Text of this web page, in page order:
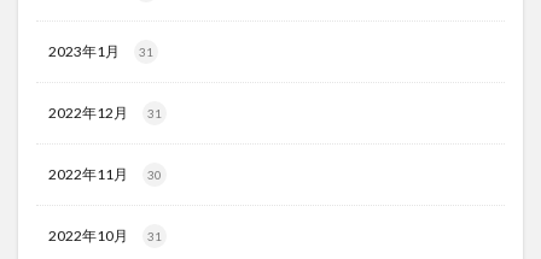
2023年1月 31
2022年12月 31
2022年11月 30
2022年10月 31